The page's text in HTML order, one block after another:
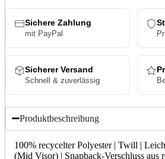
Sichere Zahlung
mit PayPal
Sicherer Versand
Schnell & zuverlässig
Produktbeschreibung
100% recycelter Polyester | Twill |
(Mid Visor) | Snapback-Verschluss aus